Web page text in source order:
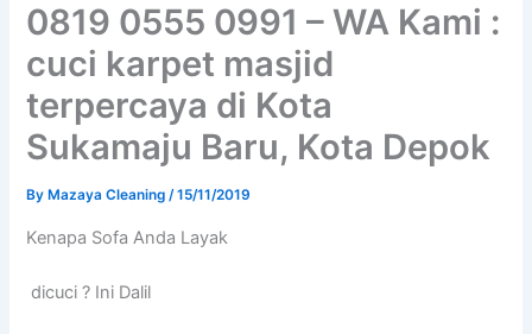
0819 0555 0991 – WA Kami :
cuci karpet masjid
terpercaya di Kota
Sukamaju Baru, Kota Depok
By Mazaya Cleaning/15/11/2019
Kenapa Sofa Andа Layak
dicuci ? Ini Dalil